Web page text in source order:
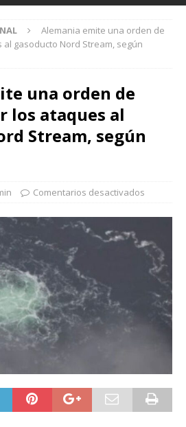
Alemania emite una orden de
gasoducto Nord Stream, según
una orden de
los ataques al
Stream, según
Comentarios desactivados